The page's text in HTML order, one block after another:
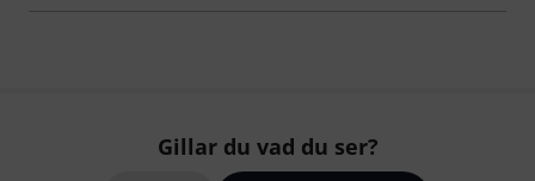
Gillar du vad du ser?